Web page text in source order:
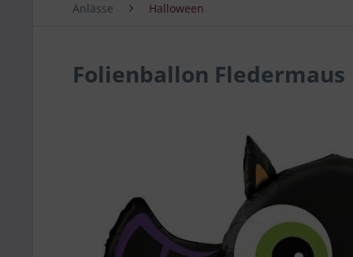
Anlässe Halloween
Folienballon Fledermaus